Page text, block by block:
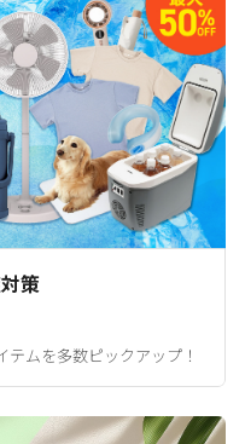
策
ムを多数ピックアップ！